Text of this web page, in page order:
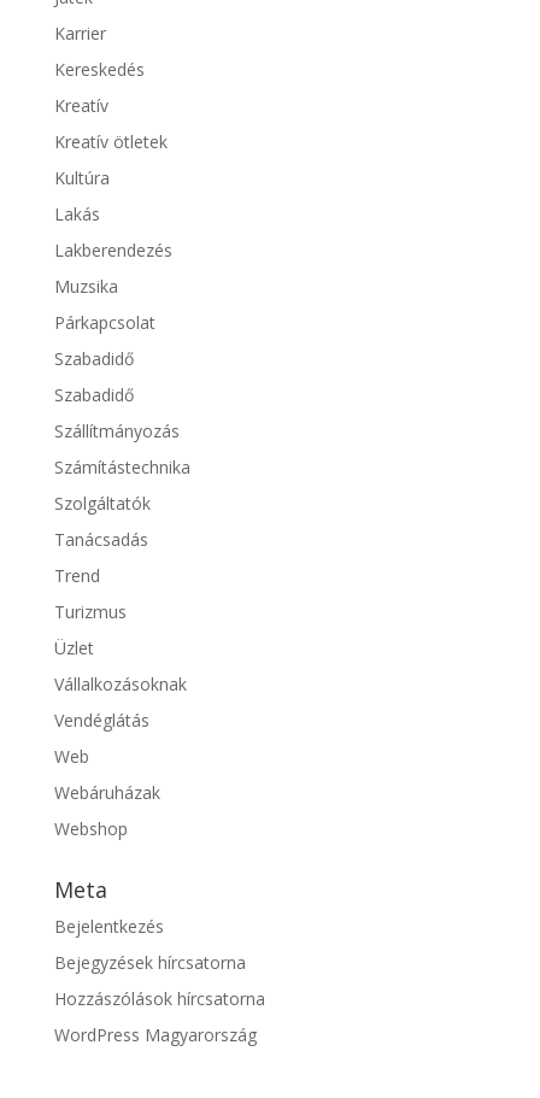
Karrier
Kereskedés
Kreatív
Kreatív ötletek
Kultúra
Lakás
Lakberendezés
Muzsika
Párkapcsolat
Szabadidő
Szabadidő
Szállítmányozás
Számítástechnika
Szolgáltatók
Tanácsadás
Trend
Turizmus
Üzlet
Vállalkozásoknak
Vendéglátás
Web
Webáruházak
Webshop
Meta
Bejelentkezés
Bejegyzések hírcsatorna
Hozzászólások hírcsatorna
WordPress Magyarország